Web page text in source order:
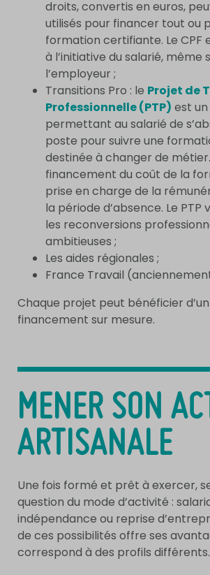
droits, convertis en euros,
utilisés pour financer tout ou
formation certifiante. Le CPF
à l’initiative du salarié, même
l’employeur ;
Transitions Pro : le Projet de
Professionnelle (PTP) est
permettant au salarié de
poste pour suivre une
destinée à changer de
financement du coût de la
prise en charge de la
la période d’absence. Le PTP
les reconversions
ambitieuses ;
Les aides régionales ;
France Travail
Chaque projet peut bénéficier
financement sur mesure.
MENER SON
ARTISANALE
Une fois formé et prêt à exercer,
question du mode d’activité :
indépendance ou reprise
de ces possibilités offre ses
correspond à des profils différents.